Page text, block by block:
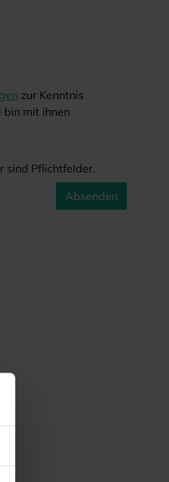
zur Kenntnis
bin mit ihnen
sind Pflichtfelder.
Absenden